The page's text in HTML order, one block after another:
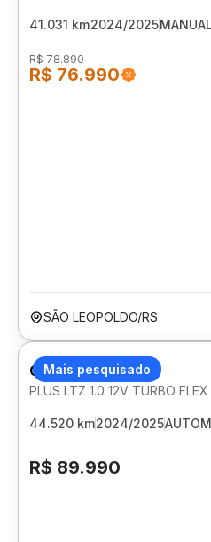
41.031 km2024/2025MANUAL
R$ 78.890
R$ 76.990
SÃO LEOPOLDO/RS
Mais pesquisado
CHEVROLET ONIX
PLUS LTZ 1.0 12V TURBO
44.520 km2024/2025
R$ 89.990